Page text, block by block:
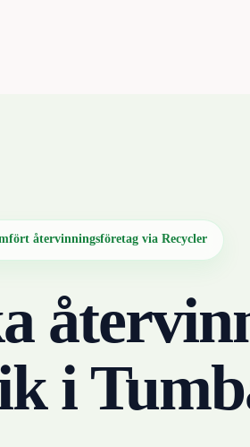
återvinningsföretag via Recycler
i